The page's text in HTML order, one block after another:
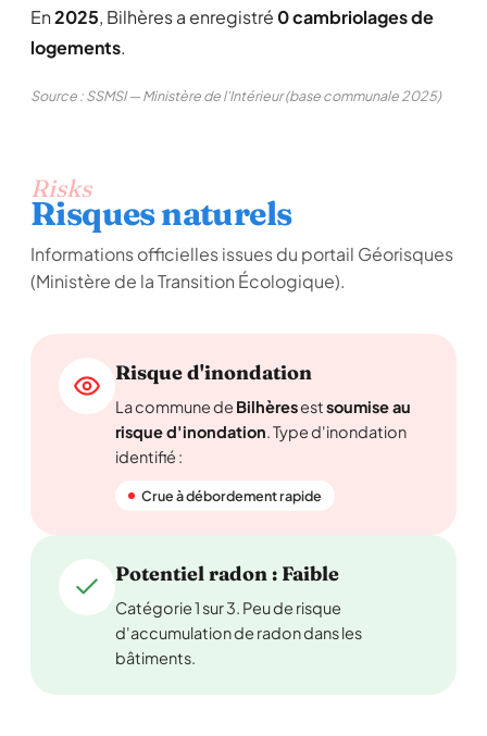
En2025, Bilhères a enregistré 0 cambriolages de
logements.
Source : SSMSI — Ministère de l'Intérieur (base communale 2025)
Risks
Risques naturels
Informations officielles issues du portail Géorisques
(Ministère de la Transition Écologique).
Risque d'inondation
La commune de Bilhèresestsoumise au
risque d'inondation. Type d'inondation
identifié :
Crue à débordement rapide
Potentiel radon : Faible
Catégorie 1 sur 3. Peu de risque
d'accumulation de radon dans les
bâtiments.